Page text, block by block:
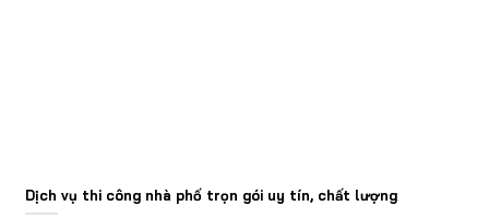
Dịch vụ thi công nhà phố trọn gói uy tín, chất lượng